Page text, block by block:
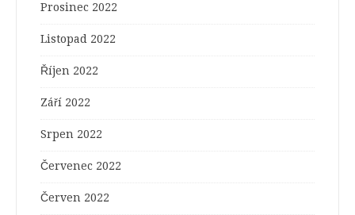
Prosinec 2022
Listopad 2022
Říjen 2022
Září 2022
Srpen 2022
Červenec 2022
Červen 2022